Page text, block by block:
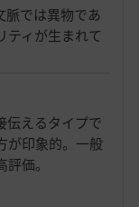
脈では異物であ
ティが生まれて
伝えるタイプで
が印象的。一般
価。